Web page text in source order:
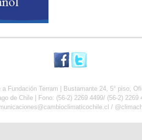
Fundación Terram | Bustamante 24, 5° piso,
de Chile | Fono: (56-2) 2269 4499/ (56-2) 2269
/